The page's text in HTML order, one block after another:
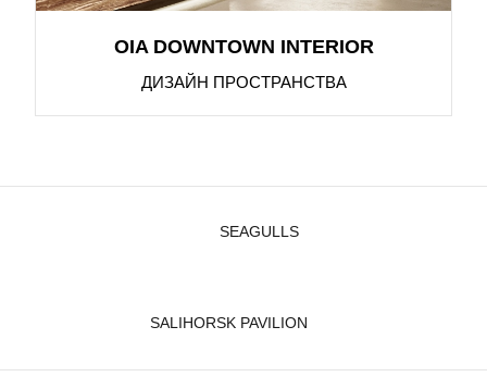
OIA DOWNTOWN INTERIOR
ДИЗАЙН ПРОСТРАНСТВА
SEAGULLS
SALIHORSK PAVILION